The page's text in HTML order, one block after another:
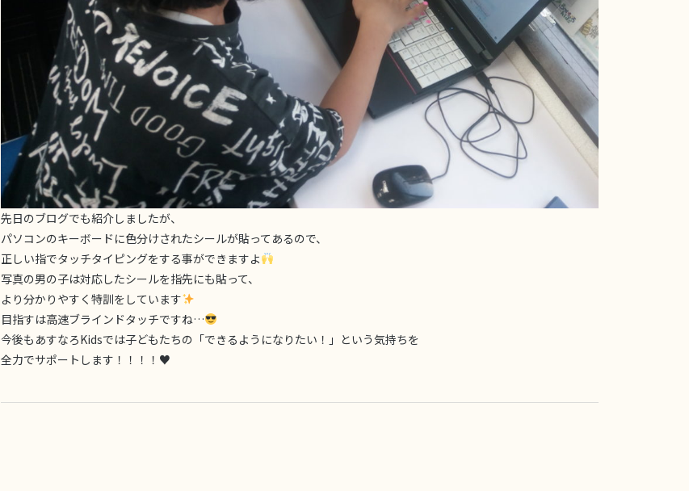
先日のブログでも紹介しましたが、
パソコンのキーボードに色分けされたシールが貼ってあるので、
正しい指でタッチタイピングをする事ができますよ
写真の男の子は対応したシールを指先にも貼って、
より分かりやすく特訓をしています
目指すは高速ブラインドタッチですね…
今後もあすなろKidsでは子どもたちの「できるようになりたい！」という気持ちを
全力でサポートします！！！！♥